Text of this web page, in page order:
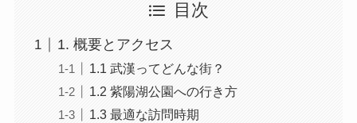
目次
1. 概要とアクセス
1.1 武漢ってどんな街？
1.2 紫陽湖公園への行き方
1.3 最適な訪問時期